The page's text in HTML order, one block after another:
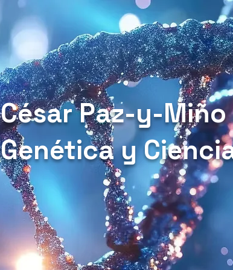
César Paz-y-Miño
Genética y